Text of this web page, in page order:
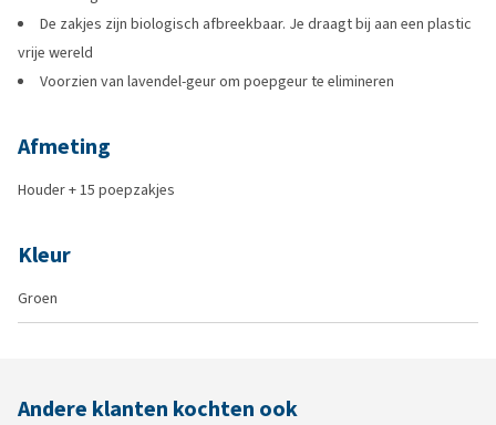
De zakjes zijn biologisch afbreekbaar. Je draagt bij aan een plastic
vrije wereld
Voorzien van lavendel-geur om poepgeur te elimineren
Afmeting
Houder + 15 poepzakjes
Kleur
Groen
Andere klanten kochten ook